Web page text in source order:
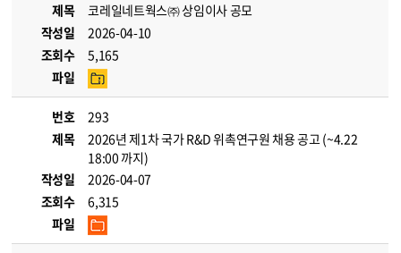
제목
코레일네트웍스㈜ 상임이사 공모
작성일
2026-04-10
조회수
5,165
파일
번호
293
제목
2026년 제1차 국가 R&D 위촉연구원 채용 공고 (~4.22
18:00 까지)
작성일
2026-04-07
조회수
6,315
파일